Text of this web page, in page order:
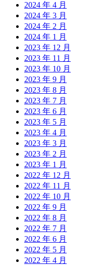
2024 年 4 月
2024 年 3 月
2024 年 2 月
2024 年 1 月
2023 年 12 月
2023 年 11 月
2023 年 10 月
2023 年 9 月
2023 年 8 月
2023 年 7 月
2023 年 6 月
2023 年 5 月
2023 年 4 月
2023 年 3 月
2023 年 2 月
2023 年 1 月
2022 年 12 月
2022 年 11 月
2022 年 10 月
2022 年 9 月
2022 年 8 月
2022 年 7 月
2022 年 6 月
2022 年 5 月
2022 年 4 月